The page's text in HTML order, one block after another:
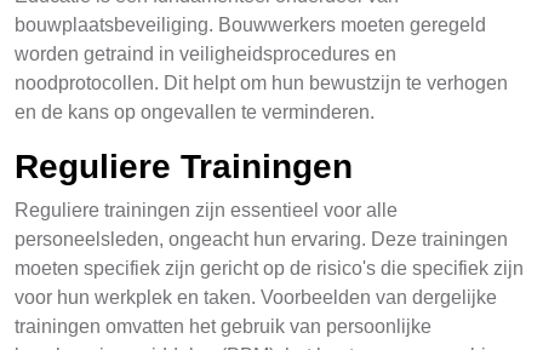
bouwplaatsbeveiliging. Bouwwerkers moeten geregeld
worden getraind in veiligheidsprocedures en
noodprotocollen. Dit helpt om hun bewustzijn te verhogen
en de kans op ongevallen te verminderen.
Reguliere Trainingen
Reguliere trainingen zijn essentieel voor alle
personeelsleden, ongeacht hun ervaring. Deze trainingen
moeten specifiek zijn gericht op de risico's die specifiek zijn
voor hun werkplek en taken. Voorbeelden van dergelijke
trainingen omvatten het gebruik van persoonlijke